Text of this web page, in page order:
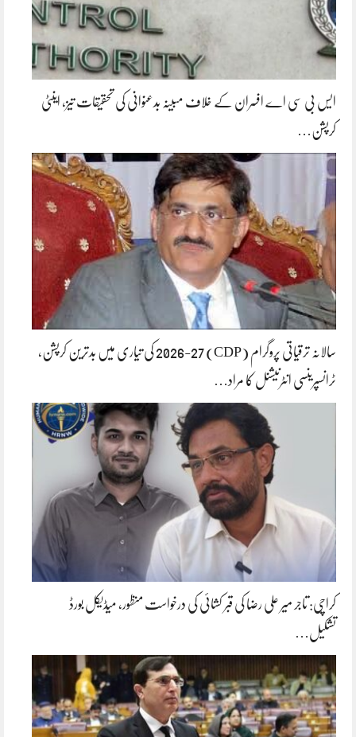
ایس بی سی اے افسران کے خلاف مبینہ بدعنوانی کی تحقیقات تیز، اینٹی
کرپشن…
سالانہ ترقیاتی پروگرام (CDP) 2026-27 کی تیاری میں بدترین کرپشن،
ٹرانسپرینسی انٹرنیشنل کا مراد…
کراچی: تاجر میر علی رضا کی قبر کشائی کی درخواست منظور، میڈیکل بورڈ
تشکیل…